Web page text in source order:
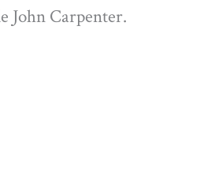
John Carpenter.